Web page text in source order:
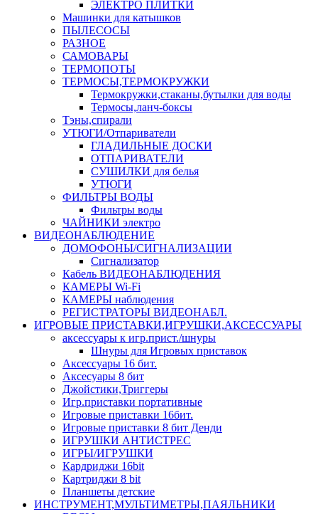
ЭЛЕКТРО ПЛИТКИ
Машинки для катышков
ПЫЛЕСОСЫ
РАЗНОЕ
САМОВАРЫ
ТЕРМОПОТЫ
ТЕРМОСЫ,ТЕРМОКРУЖКИ
Термокружки,стаканы,бутылки для воды
Термосы,ланч-боксы
Тэны,спирали
УТЮГИ/Отпариватели
ГЛАДИЛЬНЫЕ ДОСКИ
ОТПАРИВАТЕЛИ
СУШИЛКИ для белья
УТЮГИ
ФИЛЬТРЫ ВОДЫ
Фильтры воды
ЧАЙНИКИ электро
ВИДЕОНАБЛЮДЕНИЕ
ДОМОФОНЫ/СИГНАЛИЗАЦИИ
Сигнализатор
Кабель ВИДЕОНАБЛЮДЕНИЯ
КАМЕРЫ Wi-Fi
КАМЕРЫ наблюдения
РЕГИСТРАТОРЫ ВИДЕОНАБЛ.
ИГРОВЫЕ ПРИСТАВКИ,ИГРУШКИ,АКСЕССУАРЫ
аксесcуары к игр.прист./шнуры
Шнуры для Игровых приставок
Аксессуары 16 бит.
Аксесуары 8 бит
Джойстики,Триггеры
Игр.приставки портативные
Игровые приставки 16бит.
Игровые приставки 8 бит Денди
ИГРУШКИ АНТИСТРЕС
ИГРЫ/ИГРУШКИ
Кардриджи 16bit
Картриджи 8 bit
Планшеты детские
ИНСТРУМЕНТ,МУЛЬТИМЕТРЫ,ПАЯЛЬНИКИ